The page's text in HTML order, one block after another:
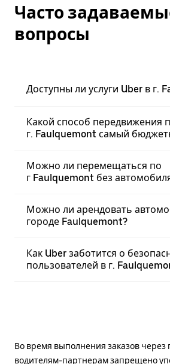
Часто
вопросы
Доступны ли услуги Uber в г.
Какой способ передвижения
г. Faulquemont самый
Можно ли перемещаться по
г Faulquemont без
Можно ли арендовать
городе Faulquemont?
Как Uber заботится о
пользователей в г.
Во время выполнения заказов
водителям-партнерам запрещено